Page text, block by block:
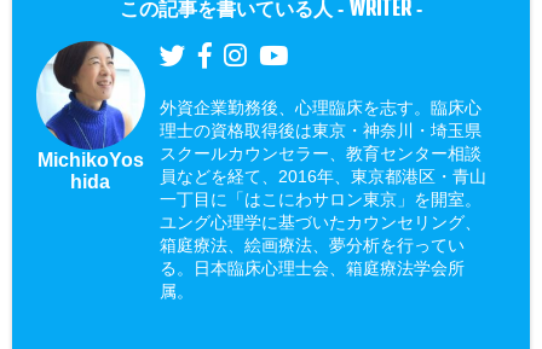
この記事を書いている人 - WRITER -
MichikoYos
hida
外資企業勤務後、心理臨床を志す。臨床心
理士の資格取得後は東京・神奈川・埼玉県
スクールカウンセラー、教育センター相談
員などを経て、2016年、東京都港区・青山
一丁目に「はこにわサロン東京」を開室。
ユング心理学に基づいたカウンセリング、
箱庭療法、絵画療法、夢分析を行ってい
る。日本臨床心理士会、箱庭療法学会所
属。